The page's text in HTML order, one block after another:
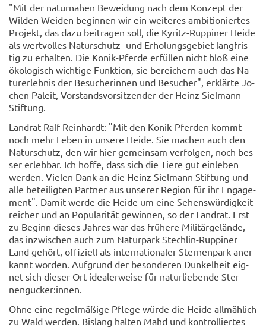
"Mit der na­tur­na­hen Be­wei­dung nach dem Kon­zept der
Wil­den Wei­den be­gin­nen wir ein wei­te­res am­bi­tio­nier­tes
Pro­jekt, das dazu bei­tra­gen soll, die Kyritz-​Ruppiner Heide
als wert­vol­les Naturschutz-​ und Er­ho­lungs­ge­biet lang­fris­
tig zu er­hal­ten. Die Konik-​Pferde er­fül­len nicht bloß eine
öko­lo­gisch wich­ti­ge Funk­ti­on, sie be­rei­chern auch das Na­
tur­er­leb­nis der Be­su­che­rin­nen und Be­su­cher", er­klär­te Jo­
chen Paleit, Vor­stands­vor­sit­zen­der der Heinz Siel­mann
Stif­tung.
Land­rat Ralf Rein­hardt: "Mit den Konik-​Pferden kommt
noch mehr Leben in un­se­re Heide. Sie ma­chen auch den
Na­tur­schutz, den wir hier ge­mein­sam ver­fol­gen, noch bes­
ser er­leb­bar. Ich hoffe, dass sich die Tiere gut ein­le­ben
wer­den. Vie­len Dank an die Heinz Siel­mann Stif­tung und
alle be­tei­lig­ten Part­ner aus un­se­rer Re­gi­on für ihr En­ga­ge­
ment". Damit werde die Heide um eine Se­hens­wür­dig­keit
rei­cher und an Po­pu­la­ri­tät ge­win­nen, so der Land­rat. Erst
zu Be­ginn die­ses Jah­res war das frü­he­re Mi­li­tär­ge­län­de,
das in­zwi­schen auch zum Na­tur­park Stechlin-​Ruppiner
Land ge­hört, of­fi­zi­ell als in­ter­na­tio­na­ler Ster­nen­park an­er­
kannt wor­den. Auf­grund der be­son­de­ren Dun­kel­heit eig­
net sich die­ser Ort idea­ler­wei­se für na­tur­lie­ben­de Ster­
nen­gu­cker:innen.
Ohne eine re­gel­mä­ßi­ge Pfle­ge würde die Heide all­mäh­lich
zu Wald wer­den. Bis­lang hal­ten Mahd und kon­trol­lier­tes